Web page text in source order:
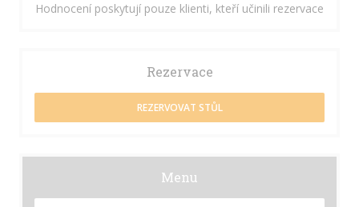
Hodnocení poskytují pouze klienti, kteří učinili rezervace
Rezervace
REZERVOVAT STŮL
Menu